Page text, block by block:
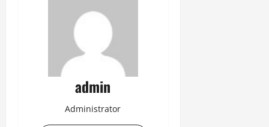
admin
Administrator